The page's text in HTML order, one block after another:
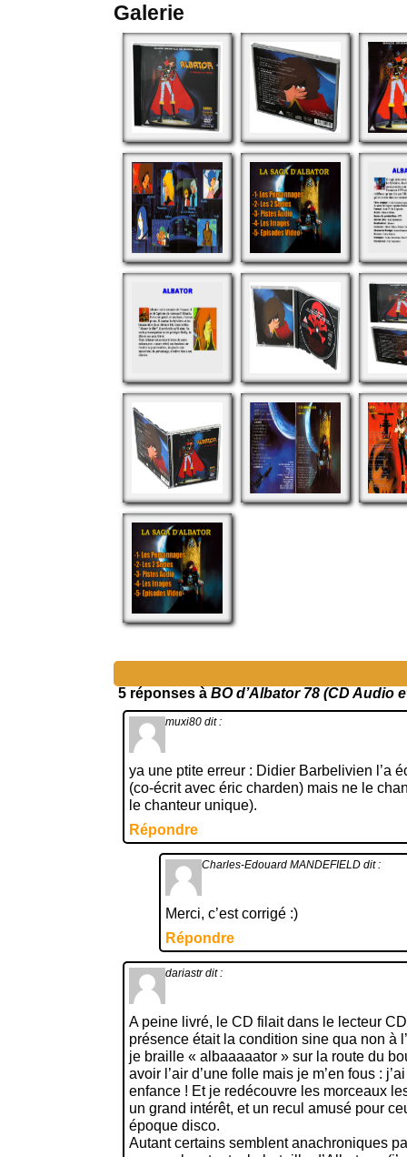
Galerie
5 réponses à BO d’Albator 78 (CD Audio
muxi80 dit :
ya une ptite erreur : Didier Barbelivien l’a
(co-écrit avec éric charden) mais ne le
le chanteur unique).
Répondre
Charles-Edouard MANDEFIELD dit :
Merci, c’est corrigé :)
Répondre
dariastr dit :
A peine livré, le CD filait dans le lecteur
présence était la condition sine qua non à
je braille « albaaaaator » sur la route du
avoir l’air d’une folle mais je m’en fous :
enfance ! Et je redécouvre les morceaux
un grand intérêt, et un recul amusé pour
époque disco.
Autant certains semblent anachroniques